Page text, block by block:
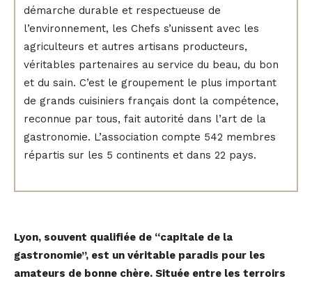
démarche durable et respectueuse de
l’environnement, les Chefs s’unissent avec les
agriculteurs et autres artisans producteurs,
véritables partenaires au service du beau, du bon
et du sain. C’est le groupement le plus important
de grands cuisiniers français dont la compétence,
reconnue par tous, fait autorité dans l’art de la
gastronomie. L’association compte 542 membres
répartis sur les 5 continents et dans 22 pays.
Lyon, souvent qualifiée de “capitale de la
gastronomie”, est un véritable paradis pour les
amateurs de bonne chère. Située entre les terroirs